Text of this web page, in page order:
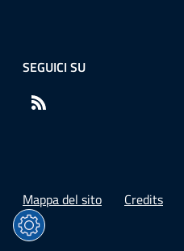
SEGUICI SU
Mappa del sito Credits